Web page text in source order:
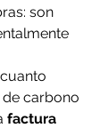
son
carbono
factura